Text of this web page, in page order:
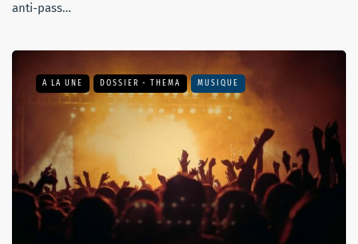
anti-pass…
A LA UNE DOSSIER - THEMA MUSIQUE